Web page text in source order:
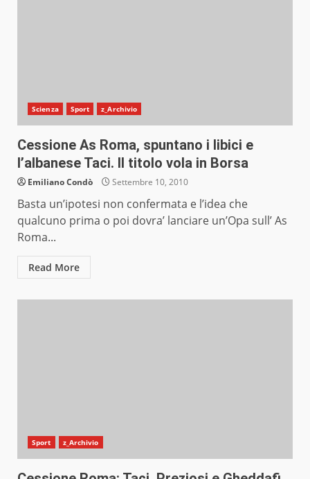
Scienza Sport z_Archivio
Cessione As Roma, spuntano i libici e
l’albanese Taci. Il titolo vola in Borsa
Emiliano Condò Settembre 10, 2010
Basta un’ipotesi non confermata e l’idea che
qualcuno prima o poi dovra’ lanciare un’Opa sull’ As
Roma...
Read More
Sport z_Archivio